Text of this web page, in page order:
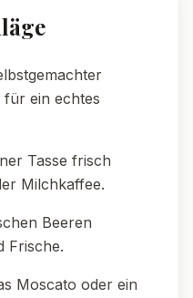
ein echtes
Tasse frisch
Milchkaffee.
Beeren
Frische.
Moscato oder ein